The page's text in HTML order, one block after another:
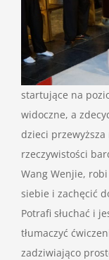
startujące na
widoczne, a
dzieci
rzeczywistości
Wang Wenjie,
siebie i zachęcić
Potrafi słuchać i
tłumaczyć
zadziwiająco